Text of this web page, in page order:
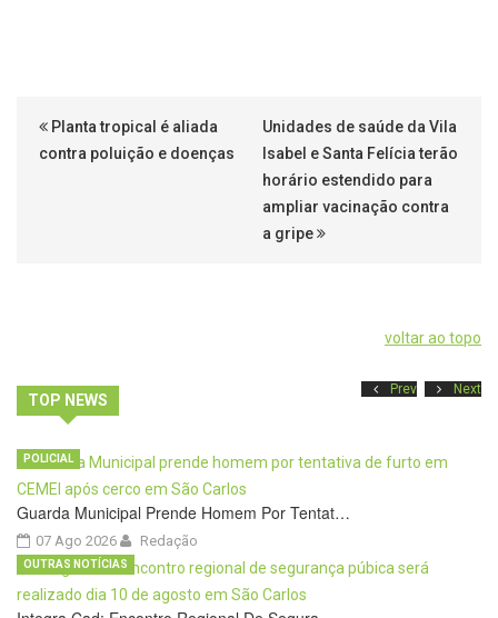
Planta tropical é aliada
contra poluição e doenças
Unidades de saúde da Vila
Isabel e Santa Felícia terão
horário estendido para
ampliar vacinação contra
a gripe
voltar ao topo
TOP NEWS
Prev Next
Guarda Municipal Prende Homem Por Tentat…
07 Ago 2026
POLICIAL
Redação
OUTRAS NOTÍCIAS